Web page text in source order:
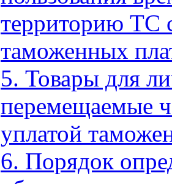
территорию ТС
таможенных
5. Товары для
перемещаемые
уплатой
6. Порядок